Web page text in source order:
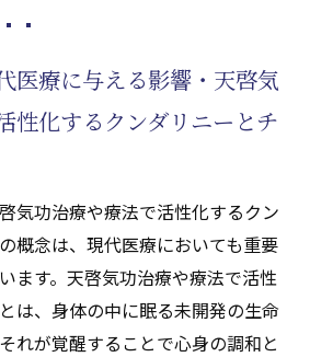
医療に与える影響・天啓気
性化するクンダリニーとチ
気功治療や療法で活性化するクン
概念は、現代医療においても重要
ます。天啓気功治療や療法で活性
は、身体の中に眠る未開発の生命
れが覚醒することで心身の調和と